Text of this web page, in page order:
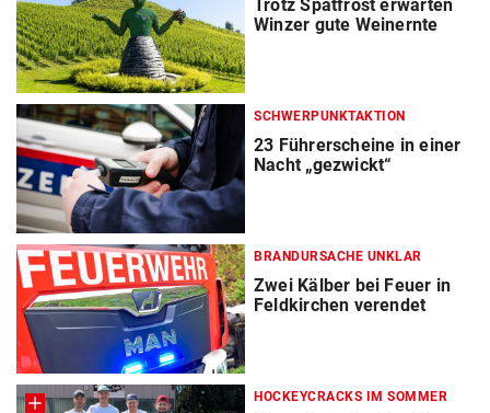
Trotz Spätfrost erwarten
Winzer gute Weinernte
SCHWERPUNKTAKTION
23 Führerscheine in einer
Nacht „gezwickt“
BRANDURSACHE UNKLAR
Zwei Kälber bei Feuer in
Feldkirchen verendet
HOCKEYCRACKS IM SOMMER